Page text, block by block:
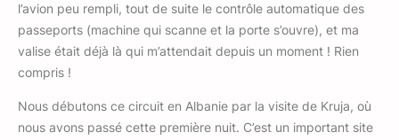
l’avion peu rempli, tout de suite le contrôle automatique des
passeports (machine qui scanne et la porte s’ouvre), et ma
valise était déjà là qui m’attendait depuis un moment ! Rien
compris !
Nous débutons ce circuit en Albanie par la visite de Kruja, où
nous avons passé cette première nuit. C’est un important site